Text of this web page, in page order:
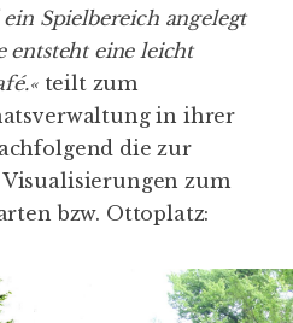
Spielbereich angelegt
entsteht eine leicht
teilt zum
in ihrer
die zur
zum
bzw. Ottoplatz: